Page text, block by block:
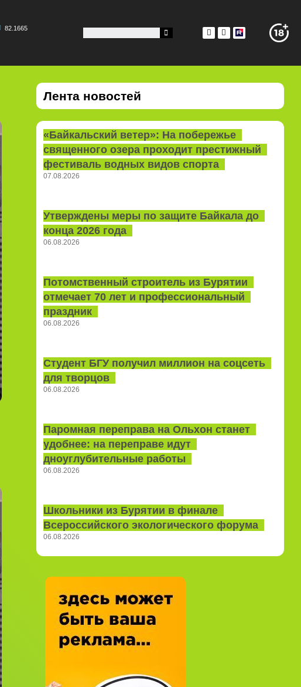
82.1665
Лента новостей
«Байкальский ветер»: На побережье
священного озера проходит престижный
фестиваль водных видов спорта
07.08.2026
Утверждены меры по защите Байкала до
конца 2026 года
06.08.2026
Потомственный строитель из Бурятии
отмечает 70 лет и профессиональный
праздник
06.08.2026
Студент БГУ получил миллион на соцсеть
для творцов
06.08.2026
Паромная переправа на Ольхон станет
удобнее: на переправе идут
дноуглубительные работы
06.08.2026
Школьники из Бурятии в финале
Всероссийского экологического форума
06.08.2026